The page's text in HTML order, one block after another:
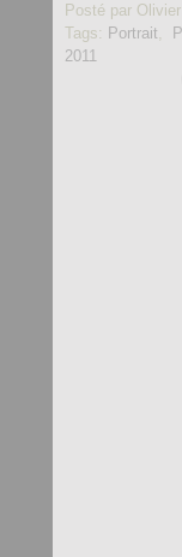
Posté par
Tags: Portrait,
2011